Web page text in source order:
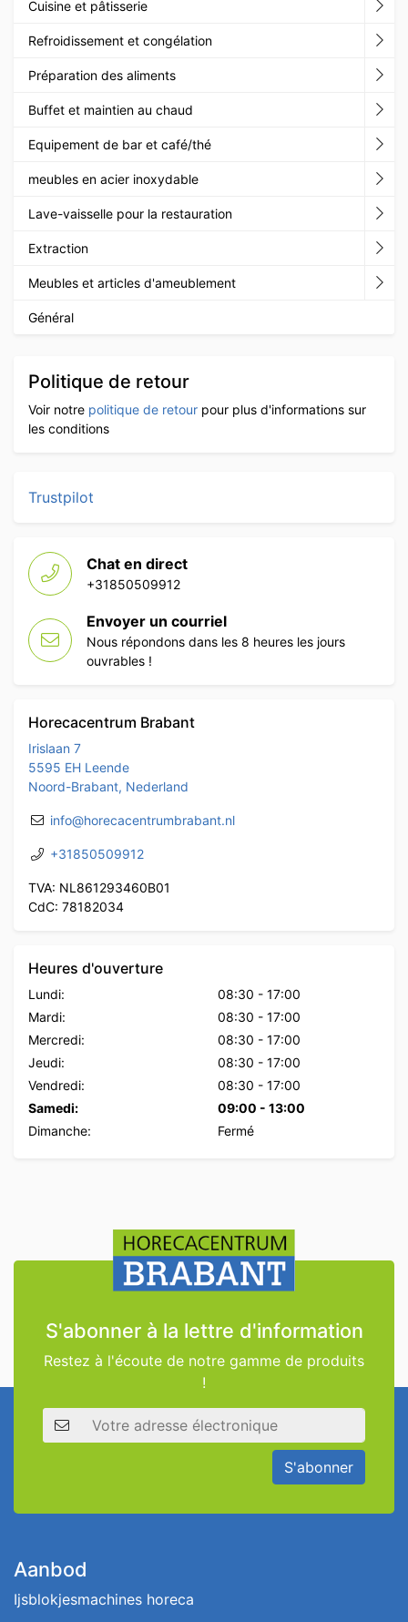
Cuisine et pâtisserie
Refroidissement et congélation
Préparation des aliments
Buffet et maintien au chaud
Equipement de bar et café/thé
meubles en acier inoxydable
Lave-vaisselle pour la restauration
Extraction
Meubles et articles d'ameublement
Général
Politique de retour
Voir notre politique de retour pour plus d'informations sur
les conditions
Trustpilot
Chat en direct
+31850509912
Envoyer un courriel
Nous répondons dans les 8 heures les jours
ouvrables !
Horecacentrum Brabant
Irislaan 7
5595 EH Leende
Noord-Brabant, Nederland
info@horecacentrumbrabant.nl
+31850509912
TVA: NL861293460B01
CdC: 78182034
Heures d'ouverture
Lundi: 08:30 - 17:00
Mardi:
08:30 - 17:00
Mercredi:
08:30 - 17:00
Jeudi:
08:30 - 17:00
Vendredi:
08:30 - 17:00
Samedi:
09:00 - 13:00
Dimanche:
Fermé
S'abonner à la lettre d'information
Restez à l'écoute de notre gamme de produits
!
Adresse électronique
S'abonner
Aanbod
Ijsblokjesmachines horeca